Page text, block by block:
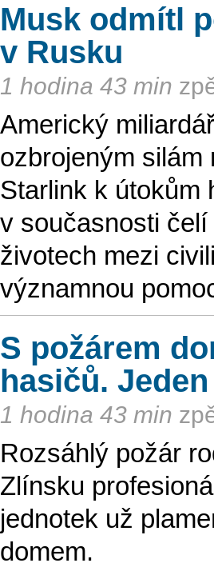
Musk odmítl
v Rusku
1 hodina 43 min
Americký
ozbrojeným
Starlink k útokům
v současnosti
životech mezi
významnou
S požárem
hasičů.
1 hodina 43 min
Rozsáhlý požár
Zlínsku
jednotek už
domem.